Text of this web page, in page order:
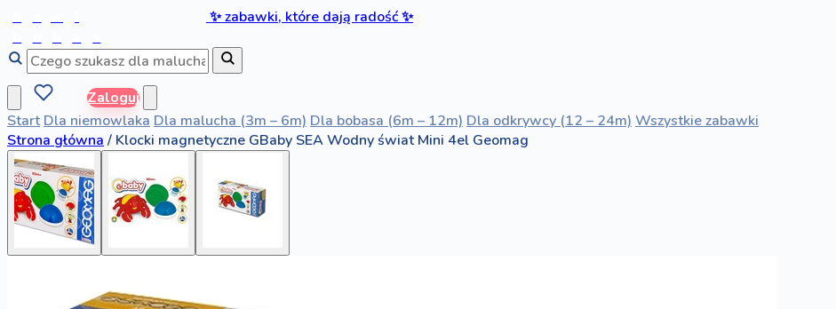
✨zabawki, które dają radość✨
Zaloguj
Start Dla niemowlaka Dla malucha (3m – 6m) Dla bobasa (6m – 12m) Dla odkrywcy (12 – 24m) Wszystkie zabawki
Strona główna / Klocki magnetyczne GBaby SEA Wodny świat Mini 4el Geomag